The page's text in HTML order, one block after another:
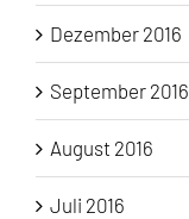
Dezember 2016
September 2016
August 2016
Juli 2016